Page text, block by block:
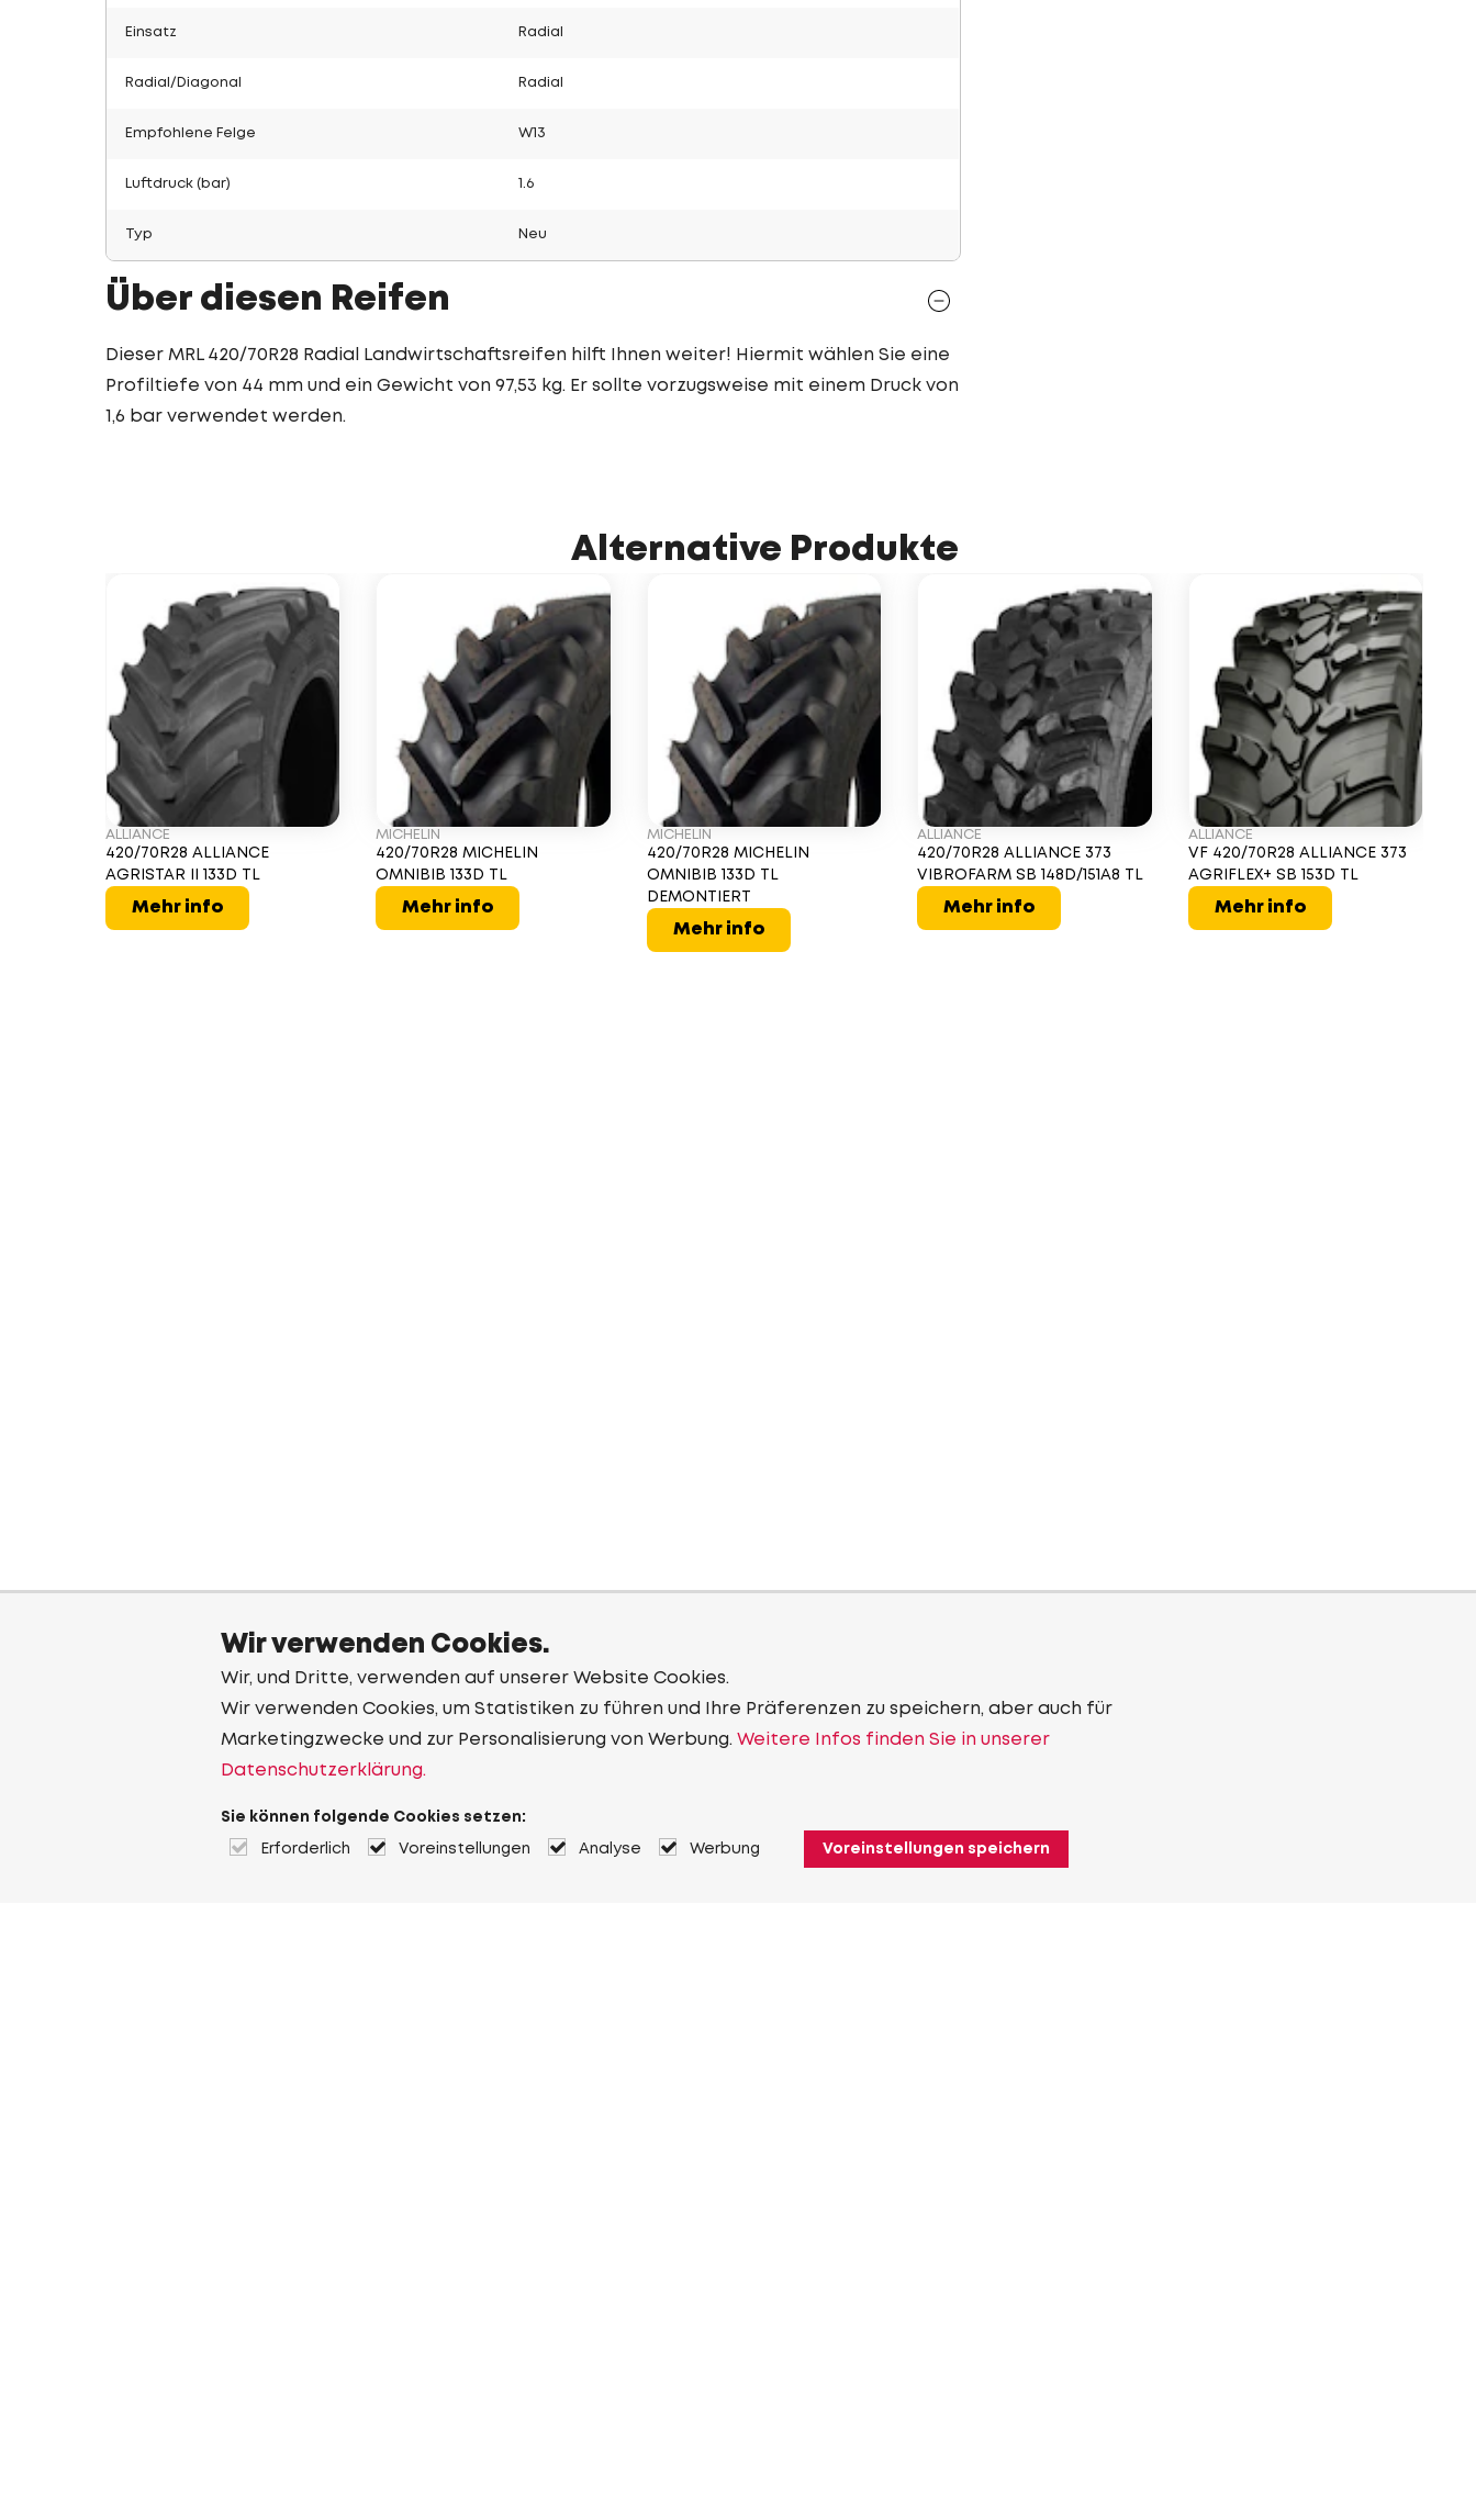
Einsatz Radial
Radial/Diagonal Radial
Empfohlene Felge W13
Luftdruck (bar) 1.6
Typ Neu
Über diesen Reifen
Dieser MRL 420/70R28 Radial Landwirtschaftsreifen hilft Ihnen weiter! Hiermit wählen Sie eine
Profiltiefe von 44 mm und ein Gewicht von 97,53 kg. Er sollte vorzugsweise mit einem Druck von
1,6 bar verwendet werden.
Alternative Produkte
ALLIANCE
420/70R28 ALLIANCE
AGRISTAR II 133D TL
Mehr info
MICHELIN
420/70R28 MICHELIN
OMNIBIB 133D TL
Mehr info
MICHELIN
420/70R28 MICHELIN
OMNIBIB 133D TL
DEMONTIERT
Mehr info
ALLIANCE
420/70R28 ALLIANCE 373
VIBROFARM SB 148D/151A8 TL
Mehr info
ALLIANCE
VF 420/70R28 ALLIANCE 373
AGRIFLEX+ SB 153D TL
Mehr info
Wir verwenden Cookies.
Wir, und Dritte, verwenden auf unserer Website Cookies.
Wir verwenden Cookies, um Statistiken zu führen und Ihre Präferenzen zu speichern, aber auch für
Marketingzwecke und zur Personalisierung von Werbung. Weitere Infos finden Sie in unserer
Datenschutzerklärung.
Sie können folgende Cookies setzen:
Erforderlich Voreinstellungen Analyse Werbung Voreinstellungen speichern